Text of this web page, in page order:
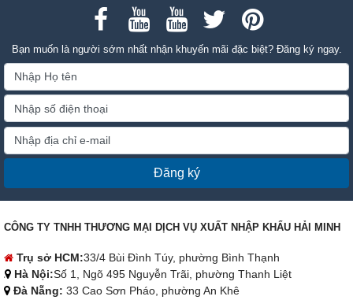
Bạn muốn là người sớm nhất nhận khuyến mãi đặc biệt? Đăng ký ngay.
Đăng ký
CÔNG TY TNHH THƯƠNG MẠI DỊCH VỤ XUẤT NHẬP KHẨU HẢI MINH
Trụ sở HCM:33/4 Bùi Đình Túy, phường Bình Thạnh
Hà Nội:Số 1, Ngõ 495 Nguyễn Trãi, phường Thanh Liệt
Đà Nẵng: 33 Cao Sơn Pháo, phường An Khê